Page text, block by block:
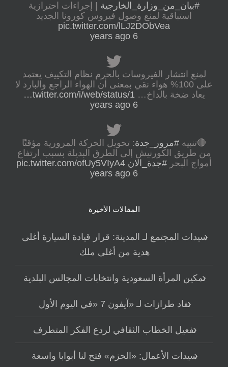
#بيان_من_وزارة_الخارجية | إجراءات احترازية
استباقية لمنع وصول فيروس كورونا الجديد
pic.twitter.com/lLJ2DObVea
6 years ago
لمنع انتشار الفيروسات بالحرم نظام التكييف يعتمد
على 100% هواء نقي بمعنى أن الهواء الراجع والبارد لا
يعاد ضخة بالداخ… twitter.com/i/web/status/1…
6 years ago
🔴تنبيه #مرور_جدة: تحويل الحركة المرورية مؤقتًا
من طريق الكورنيش إلى الطرق البديلة بسبب ارتفاع
أمواج البحر #جدة_الان pic.twitter.com/ofUy5VIyA4
6 years ago
المقالات الأخيرة
سيدات المجتمع لـ المدينة: قرار قيادة السيارة أغلى
هدية من أغلى ملك
تمكين المرأة السعودية وانتخابات المجالس البلدية
نفاد طرازات لـ «آيفون 7 «في اليوم الأول
تفعيل الخطاب الثقافي لردع الفكر المتطرف
سيدات الأعمال: «الحزم» فتح لنا أبوابا واسعة